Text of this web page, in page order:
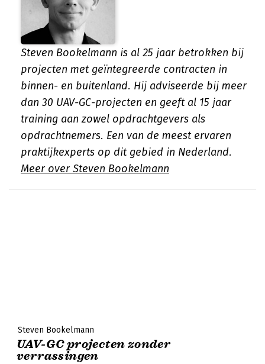
Steven Bookelmann is al 25 jaar betrokken bij
projecten met geïntegreerde contracten in
binnen- en buitenland. Hij adviseerde bij meer
dan 30 UAV-GC-projecten en geeft al 15 jaar
training aan zowel opdrachtgevers als
opdrachtnemers. Een van de meest ervaren
praktijkexperts op dit gebied in Nederland.
Meer over Steven Bookelmann
Steven Bookelmann
UAV-GC projecten zonder
verrassingen